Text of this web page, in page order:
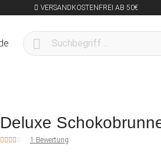
VERSANDKOSTENFREI AB 50€
Deluxe
1 Bewertung